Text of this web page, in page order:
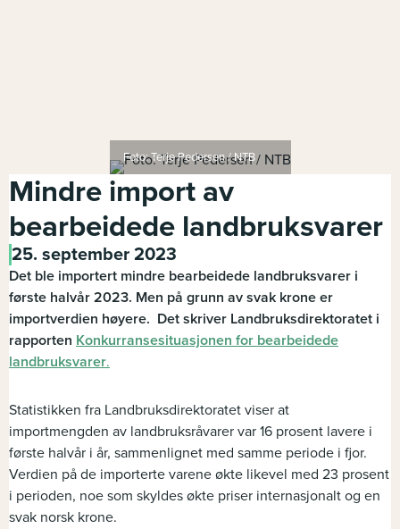
Foto: Terje Pedersen / NTB
Mindre import av
bearbeidede landbruksvarer
25. september 2023
Det ble importert mindre bearbeidede landbruksvarer i
første halvår 2023. Men på grunn av svak krone er
importverdien høyere. Det skriver Landbruksdirektoratet i
rapporten Konkurransesituasjonen for bearbeidede
landbruksvarer.
Statistikken fra Landbruksdirektoratet viser at
importmengden av landbruksråvarer var 16 prosent lavere i
første halvår i år, sammenlignet med samme periode i fjor.
Verdien på de importerte varene økte likevel med 23 prosent
i perioden, noe som skyldes økte priser internasjonalt og en
svak norsk krone.